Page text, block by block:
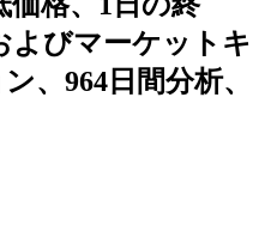
よびマーケットキ
、964日間分析、